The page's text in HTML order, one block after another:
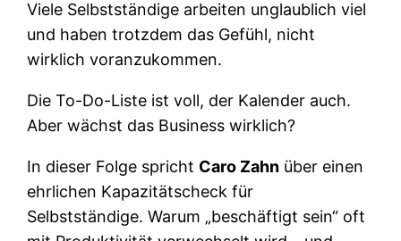
Viele Selbstständige arbeiten unglaublich viel
und haben trotzdem das Gefühl, nicht
wirklich voranzukommen.
Die To-Do-Liste ist voll, der Kalender auch.
Aber wächst das Business wirklich?
In dieser Folge spricht Caro Zahn über einen
ehrlichen Kapazitätscheck für
Selbstständige. Warum „beschäftigt sein“ oft